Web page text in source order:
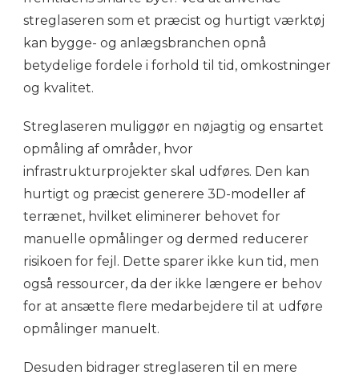
streglaseren som et præcist og hurtigt værktøj
kan bygge- og anlægsbranchen opnå
betydelige fordele i forhold til tid, omkostninger
og kvalitet.
Streglaseren muliggør en nøjagtig og ensartet
opmåling af områder, hvor
infrastrukturprojekter skal udføres. Den kan
hurtigt og præcist generere 3D-modeller af
terrænet, hvilket eliminerer behovet for
manuelle opmålinger og dermed reducerer
risikoen for fejl. Dette sparer ikke kun tid, men
også ressourcer, da der ikke længere er behov
for at ansætte flere medarbejdere til at udføre
opmålinger manuelt.
Desuden bidrager streglaseren til en mere